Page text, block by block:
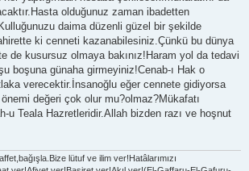
olduğunuz zaman ibadetten
daima düzenli güzel bir şekilde
ki cenneti kazanabilesiniz.Çünkü bu dünya
de kusursuz olmaya bakınız!Haram yol da tedavi
boşuna günaha girmeyiniz!Cenab-ı Hak o
verecektir.İnsanoğlu eğer cennete gidiyorsa
değeri çok olur mu?olmaz?Mükafatı
u Teala Hazretleridir.Allah bizden razı ve hoşnut
lütuf ve ilim ver!Hatâlarımızı